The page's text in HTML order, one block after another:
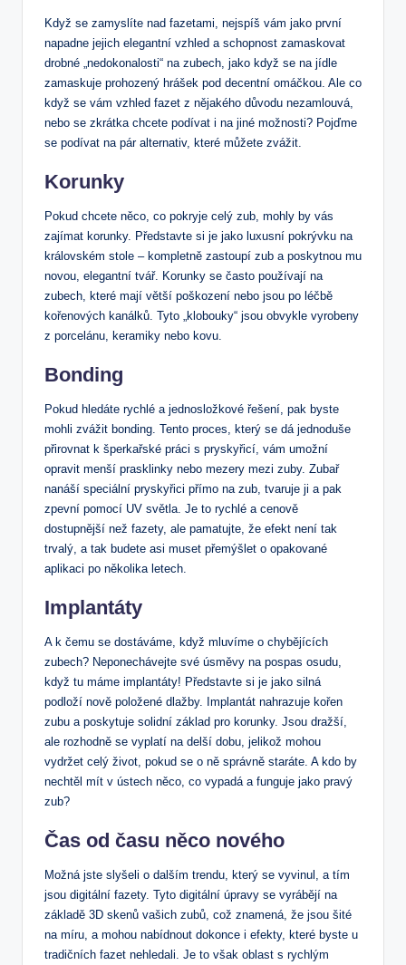
Když se zamyslíte nad fazetami, nejspíš vám jako první
napadne jejich elegantní vzhled a schopnost zamaskovat
drobné „nedokonalosti“ na zubech, jako když se na jídle
zamaskuje prohozený hrášek pod decentní omáčkou. Ale co
když se vám vzhled fazet z nějakého důvodu nezamlouvá,
nebo se zkrátka chcete podívat i na jiné možnosti? Pojďme
se podívat na pár alternativ, které můžete zvážit.
Korunky
Pokud chcete něco, co pokryje celý zub, mohly by vás
zajímat korunky. Představte si je jako luxusní pokrývku na
královském stole – kompletně zastoupí zub a poskytnou mu
novou, elegantní tvář. Korunky se často používají na
zubech, které mají větší poškození nebo jsou po léčbě
kořenových kanálků. Tyto „klobouky“ jsou obvykle vyrobeny
z porcelánu, keramiky nebo kovu.
Bonding
Pokud hledáte rychlé a jednosložkové řešení, pak byste
mohli zvážit bonding. Tento proces, který se dá jednoduše
přirovnat k šperkařské práci s pryskyřicí, vám umožní
opravit menší prasklinky nebo mezery mezi zuby. Zubař
nanáší speciální pryskyřici přímo na zub, tvaruje ji a pak
zpevní pomocí UV světla. Je to rychlé a cenově
dostupnější než fazety, ale pamatujte, že efekt není tak
trvalý, a tak budete asi muset přemýšlet o opakované
aplikaci po několika letech.
Implantáty
A k čemu se dostáváme, když mluvíme o chybějících
zubech? Neponechávejte své úsměvy na pospas osudu,
když tu máme implantáty! Představte si je jako silná
podloží nově položené dlažby. Implantát nahrazuje kořen
zubu a poskytuje solidní základ pro korunky. Jsou dražší,
ale rozhodně se vyplatí na delší dobu, jelikož mohou
vydržet celý život, pokud se o ně správně staráte. A kdo by
nechtěl mít v ústech něco, co vypadá a funguje jako pravý
zub?
Čas od času něco nového
Možná jste slyšeli o dalším trendu, který se vyvinul, a tím
jsou digitální fazety. Tyto digitální úpravy se vyrábějí na
základě 3D skenů vašich zubů, což znamená, že jsou šité
na míru, a mohou nabídnout dokonce i efekty, které byste u
tradičních fazet nehledali. Je to však oblast s rychlým